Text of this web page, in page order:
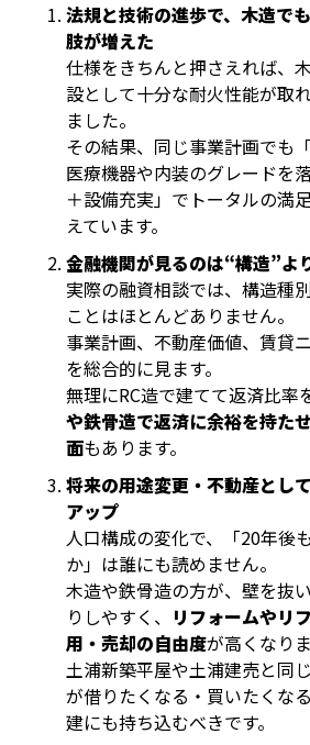
法規と技術の進歩で、木造で
肢が増えた
仕様をきちんと押さえれば、
設として十分な耐火性能が取
ました。
その結果、同じ事業計画でも
医療機器や内装のグレードを
＋設備充実」でトータルの満
えています。
金融機関が見るのは“構造”よ
実際の融資相談では、構造種
ことはほとんどありません。
事業計画、不動産価値、賃貸
を総合的に見ます。
無理にRC造で建てて返済比率
や鉄骨造で返済に余裕を持た
面もあります。
将来の用途変更・不動産とし
アップ
人口構成の変化で、「20年後
か」は誰にも読めません。
木造や鉄骨造の方が、壁を抜
りしやすく、 リフォームやリ
用・売却の自由度が高くなりま
土浦新築平屋や土浦建売と同
が借りたくなる・買いたくな
建にも持ち込むべきです。